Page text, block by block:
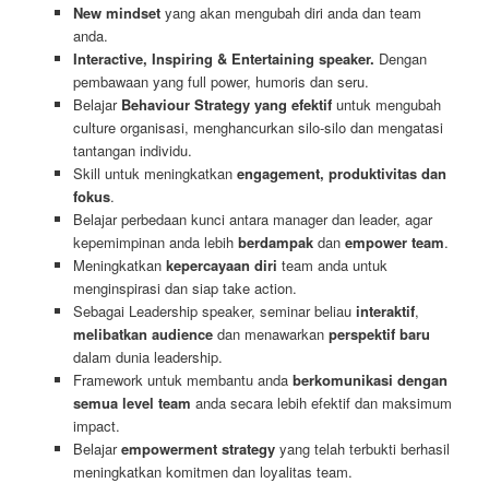
New mindsetyang akan mengubah diri anda dan team
anda.
Interactive, Inspiring & Entertaining speaker. Dengan
pembawaan yang full power, humoris dan seru.
Belajar Behaviour Strategy yang efektifuntuk mengubah
culture organisasi, menghancurkan silo-silo dan mengatasi
tantangan individu.
Skill untuk meningkatkan engagement, produktivitas dan
fokus.
Belajar perbedaan kunci antara manager dan leader, agar
kepemimpinan anda lebih berdampakdan empower team.
Meningkatkan kepercayaan diri team anda untuk
menginspirasi dan siap take action.
Sebagai Leadership speaker, seminar beliau interaktif,
melibatkan audiencedan menawarkan perspektif baru
dalam dunia leadership.
Framework untuk membantu anda berkomunikasi dengan
semua level team anda secara lebih efektif dan maksimum
impact.
Belajarempowerment strategyyang telah terbukti berhasil
meningkatkan komitmen dan loyalitas team.